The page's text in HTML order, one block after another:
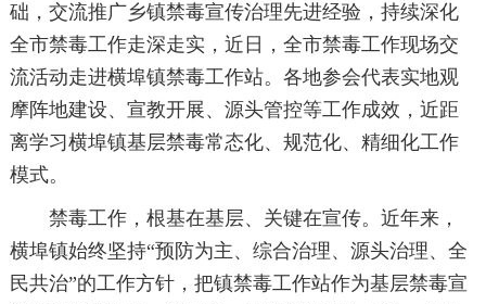
础，交流推广乡镇禁毒宣传治理先进经验，持续深化
全市禁毒工作走深走实，近日，全市禁毒工作现场交
流活动走进横埠镇禁毒工作站。各地参会代表实地观
摩阵地建设、宣教开展、源头管控等工作成效，近距
离学习横埠镇基层禁毒常态化、规范化、精细化工作
模式。
禁毒工作，根基在基层、关键在宣传。近年来，
横埠镇始终坚持“预防为主、综合治理、源头治理、全
民共治”的工作方针，把镇禁毒工作站作为基层禁毒宣